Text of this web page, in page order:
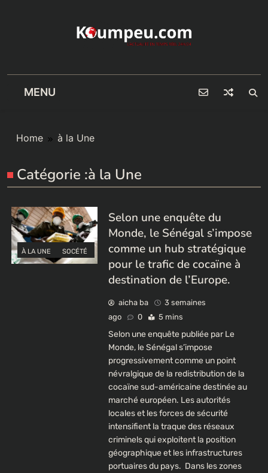
MENU
Home à la Une
Catégorie :à la Une
À LA UNE SOCÉTÉ
Selon une enquête du
Monde, le Sénégal s’impose
comme un hub stratégique
pour le trafic de cocaïne à
destination de l’Europe.
aicha ba
3 semaines
ago
0 5 mins
Selon une enquête publiée par Le
Monde, le Sénégal s’impose
progressivement comme un point
névralgique de la redistribution de la
cocaïne sud-américaine destinée au
marché européen. Les autorités
locales et les forces de sécurité
intensifient la traque des réseaux
criminels qui exploitent la position
géographique et les infrastructures
portuaires du pays. ​ ​Dans les zones